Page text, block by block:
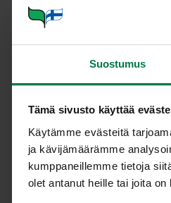
Suostumus
Tämä sivusto käyttää
Käytämme evästeitä
ja kävijämäärämme
kumppaneillemme tietoja
olet antanut heille tai joita